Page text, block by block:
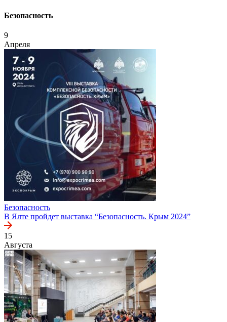
Безопасность
9
Апреля
Безопасность
В Ялте пройдет выставка “Безопасность. Крым 2024”
15
Августа